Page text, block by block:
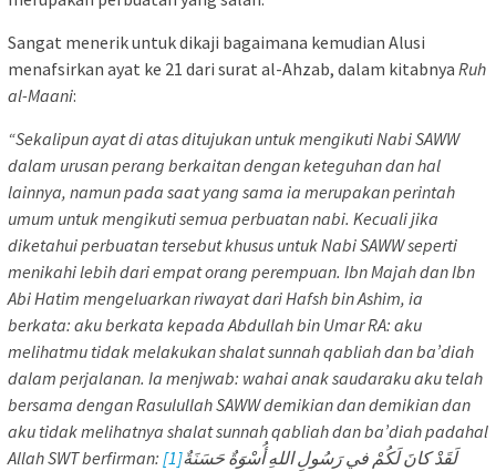
Sangat menerik untuk dikaji bagaimana kemudian Alusi
menafsirkan ayat ke 21 dari surat al-Ahzab, dalam kitabnya Ruh
al-Maani:
“Sekalipun ayat di atas ditujukan untuk mengikuti Nabi SAWW
dalam urusan perang berkaitan dengan keteguhan dan hal
lainnya, namun pada saat yang sama ia merupakan perintah
umum untuk mengikuti semua perbuatan nabi. Kecuali jika
diketahui perbuatan tersebut khusus untuk Nabi SAWW seperti
menikahi lebih dari empat orang perempuan. Ibn Majah dan Ibn
Abi Hatim mengeluarkan riwayat dari Hafsh bin Ashim, ia
berkata: aku berkata kepada Abdullah bin Umar RA: aku
melihatmu tidak melakukan shalat sunnah qabliah dan ba’diah
dalam perjalanan. Ia menjwab: wahai anak saudaraku aku telah
bersama dengan Rasulullah SAWW demikian dan demikian dan
aku tidak melihatnya shalat sunnah qabliah dan ba’diah padahal
Allah SWT berfirman: لَقَدْ كانَ لَكُمْ في رَسُولِ اللهِ أُسْوَةٌ حَسَنَةٌ[1]